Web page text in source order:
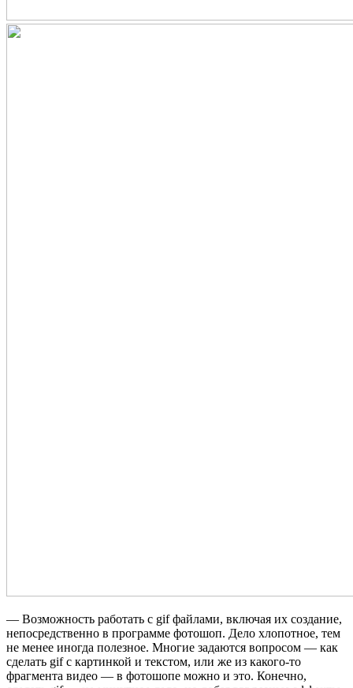
— Возможность работать с gif файлами, включая их создание,
непосредственно в программе фотошоп. Дело хлопотное, тем
не менее иногда полезное. Многие задаются вопросом — как
сделать gif с картинкой и текстом, или же из какого-то
фрагмента видео — в фотошопе можно и это. Конечно,